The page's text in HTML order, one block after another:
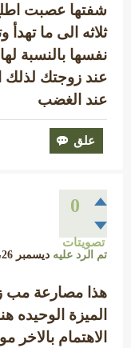
شفتها عصبت
ثلاثه الى ما
نفسها بالنسبة
عند زوجتك لذلك
عند الغضب
0
تصويتات
تم الرد عليه ديسمبر 26، 2021
هذا مصارعة مب
الميزة الوحيده
الاهتمام بالاخر